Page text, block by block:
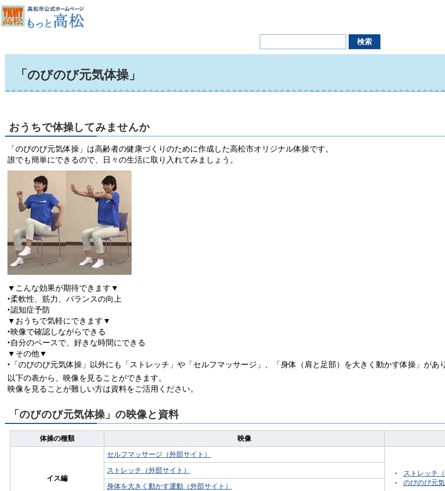
「のびのび元気体操」
おうちで体操してみませんか
「のびのび元気体操」は高齢者の健康づくりのために作成した高松市オリジナル体操です。
誰でも簡単にできるので、日々の生活に取り入れてみましょう。
▼こんな効果が期待できます▼
‣柔軟性、筋力、バランスの向上
‣認知症予防
▼おうちで気軽にできます▼
‣映像で確認しながらできる
‣自分のペースで、好きな時間にできる
▼その他▼
‣「のびのび元気体操」以外にも「ストレッチ」や「セルフマッサージ」、「身体（肩と足部）を大きく動かす体操」があ
以下の表から、映像を見ることができます。
映像を見ることが難しい方は資料をご活用ください。
「のびのび元気体操」の映像と資料
体操の種類 映像
イス編
セルフマッサージ（外部サイト）
ストレッチ
のびのび元
ストレッチ（外部サイト）
身体を大きく動かす運動（外部サイト）